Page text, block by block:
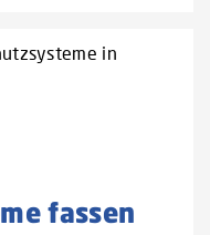
in
fassen